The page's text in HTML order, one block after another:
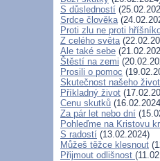
S důsledností
Srdce člověka
Proti zlu ne proti
Z celého světa
Ale také sebe
Štěstí na zemi
Prosili o pomoc
Skutečnost našeho
Příkladný život
Cenu skutků
Za pár let nebo dní
Pohleďme na Kristovu
S radostí (13.02.2024)
Můžeš těžce klesnout
Přijmout odlišnost